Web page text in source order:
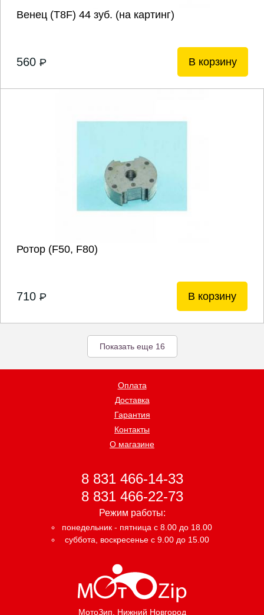
Венец (Т8F) 44 зуб. (на картинг)
560 P В корзину
Ротор (F50, F80)
710 P В корзину
Показать еще 16
МотоЗип , Нижний Новгород
Оплата
Доставка
Гарантия
Контакты
О магазине
8 831 466-14-33
8 831 466-22-73
Режим работы:
понедельник - пятница с 8.00 до 18.00
суббота, воскресенье с 9.00 до 15.00